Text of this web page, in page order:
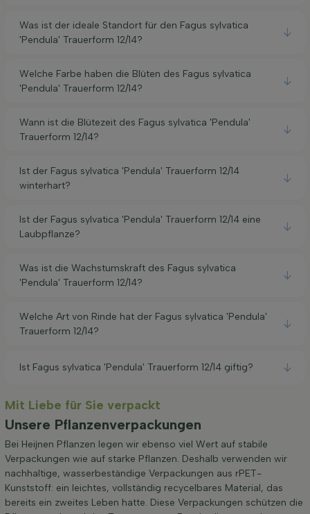
Was ist der ideale Standort für den Fagus sylvatica
'Pendula' Trauerform 12/14?
Welche Farbe haben die Blüten des Fagus sylvatica
'Pendula' Trauerform 12/14?
Wann ist die Blütezeit des Fagus sylvatica 'Pendula'
Trauerform 12/14?
Ist der Fagus sylvatica 'Pendula' Trauerform 12/14
winterhart?
Ist der Fagus sylvatica 'Pendula' Trauerform 12/14 eine
Laubpflanze?
Was ist die Wachstumskraft des Fagus sylvatica
'Pendula' Trauerform 12/14?
Welche Art von Rinde hat der Fagus sylvatica 'Pendula'
Trauerform 12/14?
Ist Fagus sylvatica 'Pendula' Trauerform 12/14 giftig?
Mit Liebe für Sie verpackt
Unsere Pflanzenverpackungen
Bei Heijnen Pflanzen legen wir ebenso viel Wert auf stabile
Verpackungen wie auf starke Pflanzen. Deshalb verwenden wir
nachhaltige, wasserbeständige Verpackungen aus rPET-
Kunststoff: ein leichtes, vollständig recycelbares Material, das
bereits ein zweites Leben hatte. Diese Verpackungen schützen die